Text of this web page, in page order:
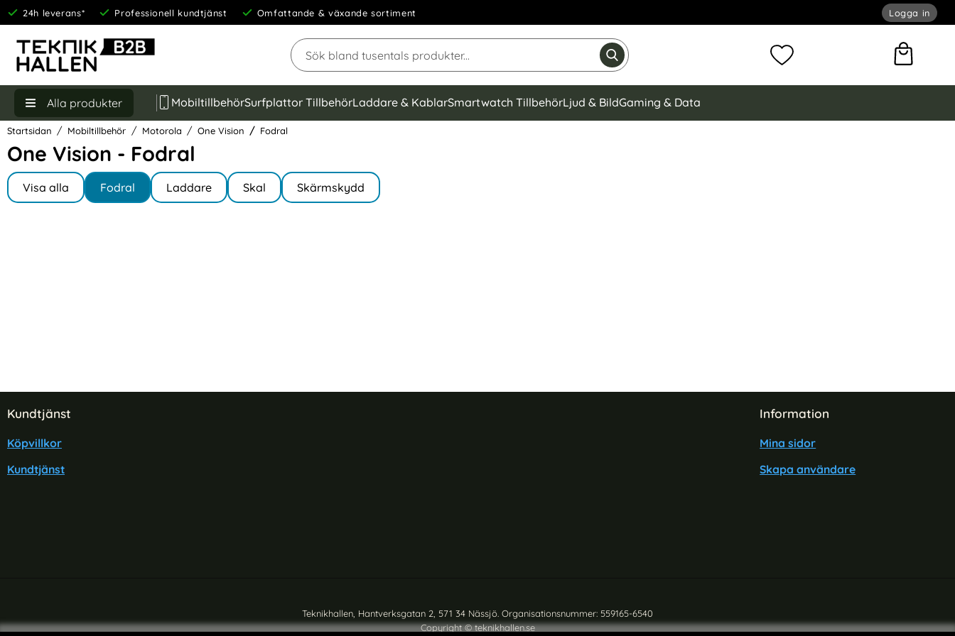
24h leverans* Professionell kundtjänst Omfattande & växande sortiment Logga in
Sök
Sök på Narse Group AB Genomför sökning Mina favoriter
Alla produkter MobiltillbehörSurfplattor TillbehörLaddare & KablarSmartwatch TillbehörLjud & BildGaming & Data
Startsidan Mobiltillbehör Motorola One Vision Fodral
One Vision - Fodral
Hoppa
produkter
Underkategorier
Visa alla
I One Vision Fodral Laddare Skal Skärmskydd
Sidfot Blandad info och länkar
Kundtjänst
Köpvillkor
Kundtjänst
Information
Mina sidor
Skapa användare
Teknikhallen, Hantverksgatan 2, 571 34 Nässjö. Organisationsnummer: 559165-6540
Copyright © teknikhallen.se